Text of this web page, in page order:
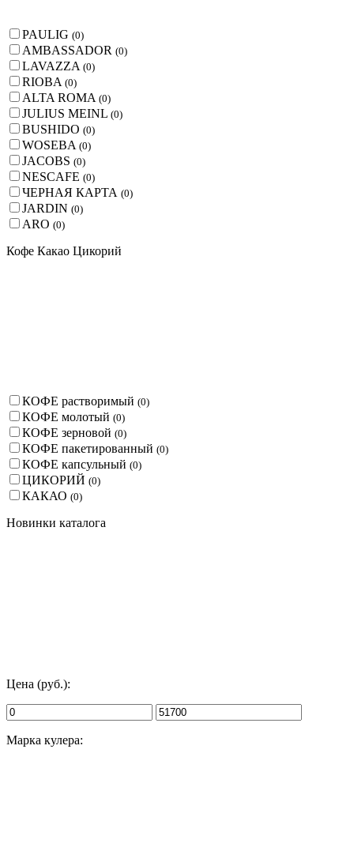
PAULIG (0)
AMBASSADOR (0)
LAVAZZA (0)
RIOBA (0)
ALTA ROMA (0)
JULIUS MEINL (0)
BUSHIDO (0)
WOSEBA (0)
JACOBS (0)
NESCAFE (0)
ЧЕРНАЯ КАРТА (0)
JARDIN (0)
ARO (0)
Кофе Какао Цикорий
КОФЕ растворимый (0)
КОФЕ молотый (0)
КОФЕ зерновой (0)
КОФЕ пакетированный (0)
КОФЕ капсульный (0)
ЦИКОРИЙ (0)
КАКАО (0)
Новинки каталога
Цена (руб.):
Марка кулера: